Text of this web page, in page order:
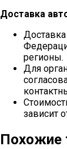
Доставка
регионы.
Для
зависит
Похожие